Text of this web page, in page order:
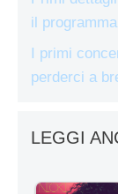
il programma
I primi
perderci a
LEGGI